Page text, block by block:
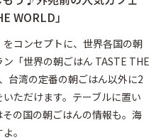
WORLD」
をコンセプトに、世界各国の朝
「世界の朝ごはん TASTE THE
台湾の定番の朝ごはん以外に2
ただけます。テーブルに置い
の国の朝ごはんの情報も。海
。